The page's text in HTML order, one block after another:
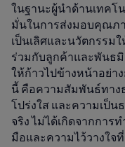
ในฐานะผู้นำด้านเทคโ
มั่นในการส่งมอบคุณภ
เป็นเลิศและนวัตกรรม
ร่วมกับลูกค้าและพันธ
ให้ก้าวไปข้างหน้าอย่า
นี้ คือความสัมพันธ์ทาง
โปร่งใส และความเป็น
จริง ไม่ได้เกิดจากการ
มือและความไว้วางใจ